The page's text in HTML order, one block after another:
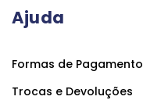
Ajuda
Formas de Pagamento
Trocas e Devoluções